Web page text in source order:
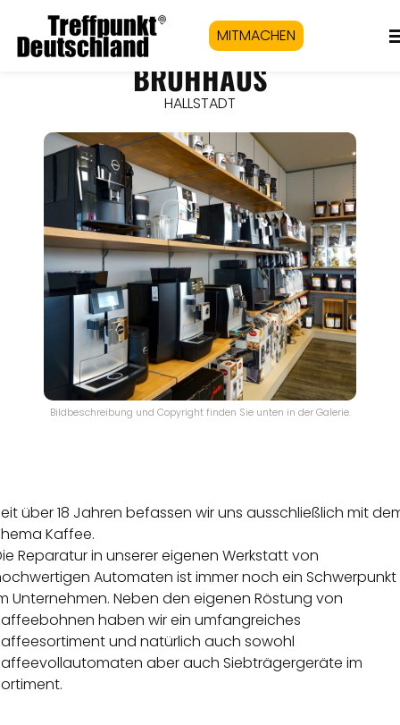
MITMACHEN
BRÜHHAUS
HALLSTADT
Bildbeschreibung und Copyright finden Sie unten in der Galerie.
über 18 Jahren befassen wir uns ausschließlich mit
Kaffee.
Reparatur in unserer eigenen Werkstatt von
Automaten ist immer noch ein Schwerpunkt
Unternehmen. Neben den eigenen Röstung von
haben wir ein umfangreiches
und natürlich auch sowohl
aber auch Siebträgergeräte im